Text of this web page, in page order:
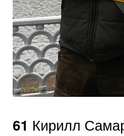
61 Кирилл